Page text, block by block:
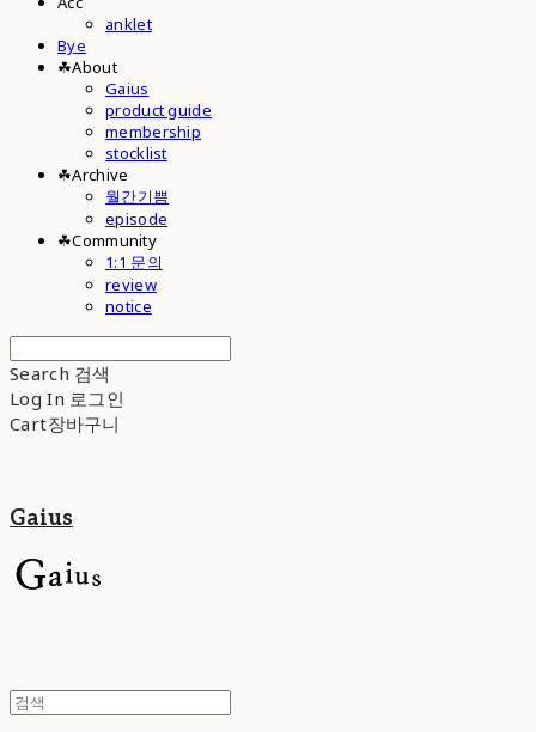
anklet
Bye
☘︎About
Gaius
product guide
membership
stocklist
☘︎Archive
월간기쁨
episode
☘︎Community
1:1 문의
review
notice
Search 검색
Log In 로그인
Cart장바구니
Gaius